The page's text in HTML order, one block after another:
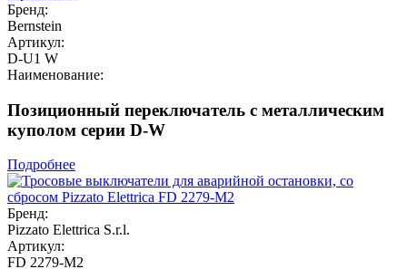
Бренд:
Bernstein
Артикул:
D-U1 W
Наименование:
Позиционный переключатель с металлическим
куполом серии D-W
Подробнее
Бренд:
Pizzato Elettrica S.r.l.
Артикул:
FD 2279-M2